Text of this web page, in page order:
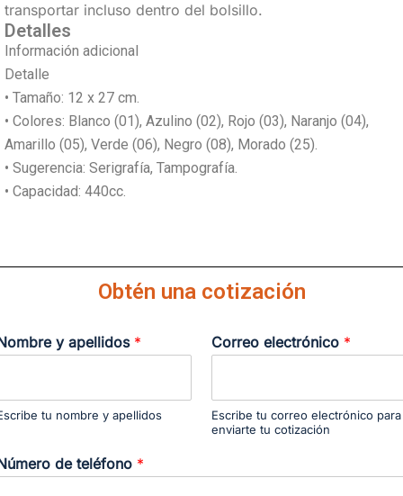
transportar incluso dentro del bolsillo.
Detalles
Información adicional
Detalle
• Tamaño: 12 x 27 cm.
• Colores: Blanco (01), Azulino (02), Rojo (03), Naranjo (04),
Amarillo (05), Verde (06), Negro (08), Morado (25).
• Sugerencia: Serigrafía, Tampografía.
• Capacidad: 440cc.
Obtén una cotización
y apellidos *
tu nombre y apellidos
Correo electrónico *
Escribe tu correo electrónico para
enviarte tu cotización
de teléfono *